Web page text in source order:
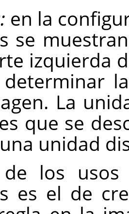
en la
se
izquierda
La
que se
unidad
los
es el de